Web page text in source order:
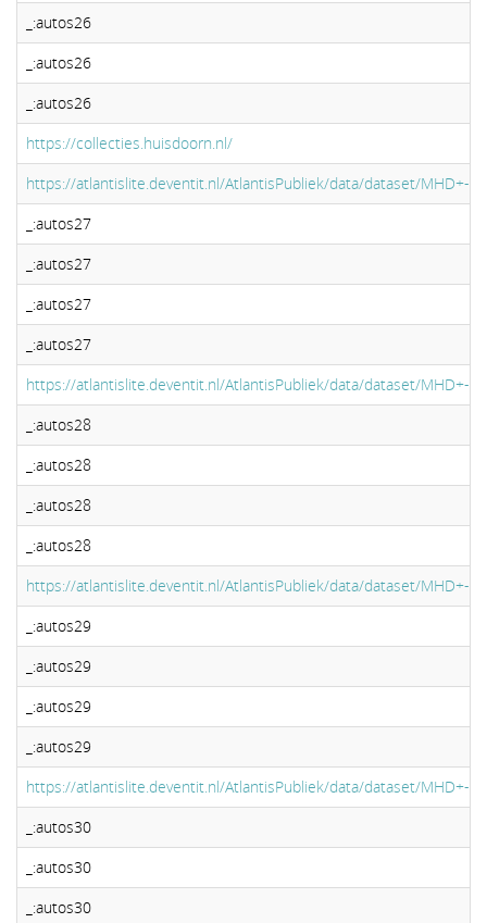
_:autos26
_:autos26
_:autos26
https://collecties.huisdoorn.nl/
https://atlantislite.deventit.nl/AtlantisPubliek/data/dataset/MHD+-
_:autos27
_:autos27
_:autos27
_:autos27
https://atlantislite.deventit.nl/AtlantisPubliek/data/dataset/MHD+-
_:autos28
_:autos28
_:autos28
_:autos28
https://atlantislite.deventit.nl/AtlantisPubliek/data/dataset/MHD+-
_:autos29
_:autos29
_:autos29
_:autos29
https://atlantislite.deventit.nl/AtlantisPubliek/data/dataset/MHD+-
_:autos30
_:autos30
_:autos30